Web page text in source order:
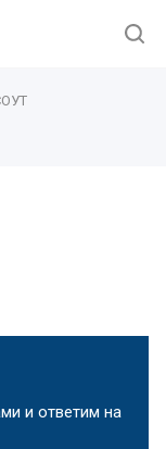
и ответим на